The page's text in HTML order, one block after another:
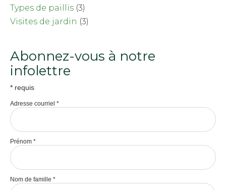
Types de paillis (3)
Visites de jardin (3)
Abonnez-vous à notre
infolettre
* requis
Adresse courriel *
Prénom *
Nom de famille *